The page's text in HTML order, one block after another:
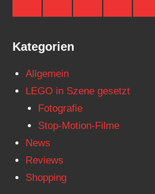
Kategorien
Allgemein
LEGO in Szene gesetzt
Fotografie
Stop-Motion-Filme
News
Reviews
Shopping